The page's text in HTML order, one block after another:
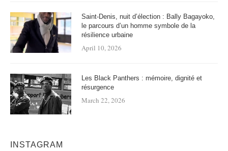
Saint-Denis, nuit d’élection : Bally Bagayoko,
le parcours d’un homme symbole de la
résilience urbaine
April 10, 2026
Les Black Panthers : mémoire, dignité et
résurgence
March 22, 2026
INSTAGRAM